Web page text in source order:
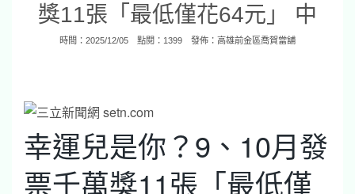
獎11張「最低僅花64元」 中
時間：2025/12/05 點閱：1399 發佈： 高雄前金區喬賀當舖
幸運兒是你？9、10月發
票千萬獎11張「最低僅